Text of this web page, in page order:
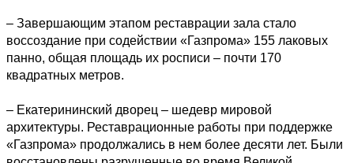
– Завершающим этапом реставрации зала стало
воссоздание при содействии «Газпрома» 155 лаковых
панно, общая площадь их росписи – почти 170
квадратных метров.
– Екатерининский дворец – шедевр мировой
архитектуры. Реставрационные работы при поддержке
«Газпрома» продолжались в нем более десяти лет. Были